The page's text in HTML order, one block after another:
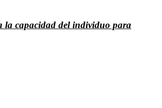
la capacidad del individuo para